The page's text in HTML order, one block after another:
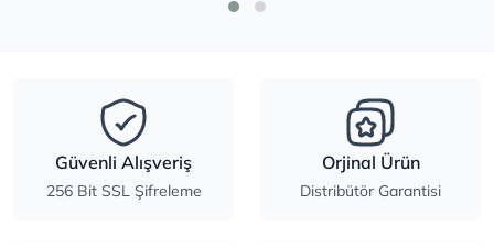
Güvenli Alışveriş
256 Bit SSL Şifreleme
Orjinal Ürün
Distribütör Garantisi